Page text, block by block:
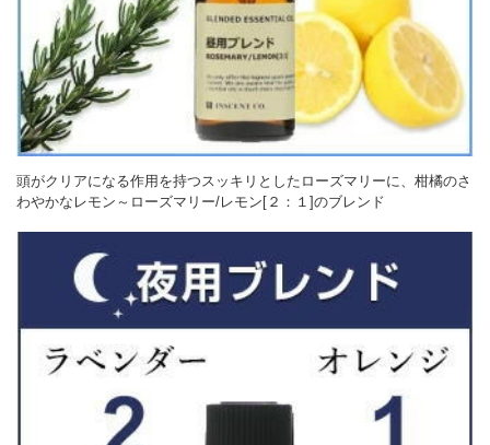
頭がクリアになる作用を持つスッキリとしたローズマリーに、柑橘のさ
わやかなレモン～ローズマリー/レモン[２：１]のブレンド